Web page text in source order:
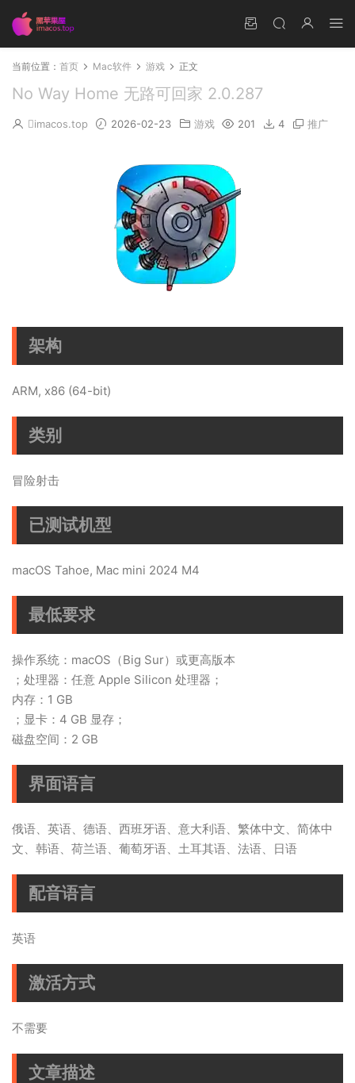
当前位置： 首页 Mac软件 游戏 正文
No Way Home 无路可回家 2.0.287
imacos.top 2026-02-23 游戏 201 4 推广
架构
ARM, x86 (64-bit)
类别
冒险射击
已测试机型
macOS Tahoe, Mac mini 2024 M4
最低要求
操作系统：macOS（Big Sur）或更高版本
；处理器：任意 Apple Silicon 处理器；
内存：1 GB
；显卡：4 GB 显存；
磁盘空间：2 GB
界面语言
俄语、英语、德语、西班牙语、意大利语、繁体中文、简体中
文、韩语、荷兰语、葡萄牙语、土耳其语、法语、日语
配音语言
英语
激活方式
不需要
文章描述